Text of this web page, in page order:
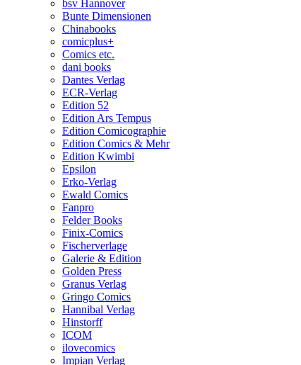
bsv Hannover
Bunte Dimensionen
Chinabooks
comicplus+
Comics etc.
dani books
Dantes Verlag
ECR-Verlag
Edition 52
Edition Ars Tempus
Edition Comicographie
Edition Comics & Mehr
Edition Kwimbi
Epsilon
Erko-Verlag
Ewald Comics
Fanpro
Felder Books
Finix-Comics
Fischerverlage
Galerie & Edition
Golden Press
Granus Verlag
Gringo Comics
Hannibal Verlag
Hinstorff
ICOM
ilovecomics
Impian Verlag